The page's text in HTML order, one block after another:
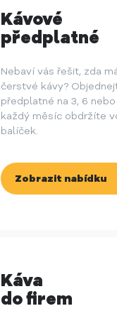
Kávové
předplatné
Nebaví vás řešit, zda
čerstvé kávy?
předplatné na 3, 6 nebo
každý měsíc obdržíte
balíček.
Zobrazit nabídku
Káva
do firem